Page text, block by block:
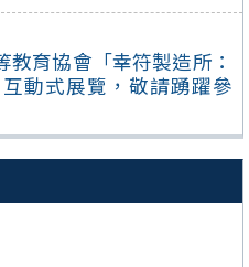
育協會「幸符製造所：
動式展覽，敬請踴躍參